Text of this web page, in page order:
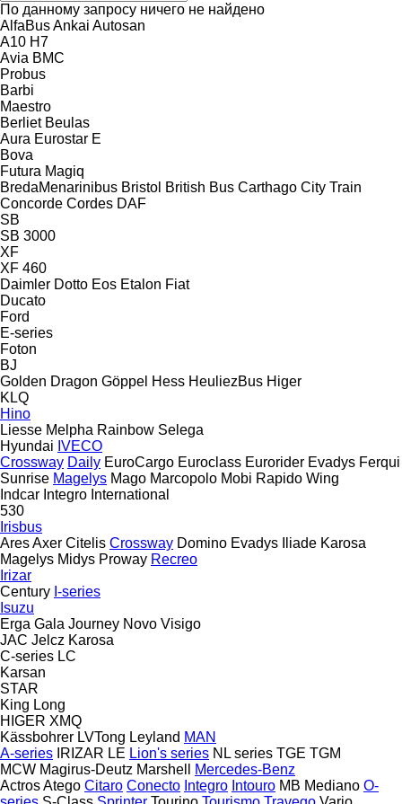
По данному запросу ничего не найдено
AlfaBusAnkai Autosan
A10 H7
Avia BMC
Probus
Barbi
Maestro
Berliet Beulas
Aura Eurostar E
Bova
Futura Magiq
BredaMenarinibus Bristol British Bus Carthago City Train
Concorde Cordes DAF
SB
SB 3000
XF
XF 460
Daimler Dotto Eos Etalon Fiat
Ducato
Ford
E-series
Foton
BJ
Golden Dragon Göppel Hess HeuliezBus Higer
KLQ
Hino
Liesse Melpha Rainbow Selega
Hyundai IVECO
Crossway Daily EuroCargo Euroclass Eurorider Evadys Ferqui
Sunrise Magelys Mago Marcopolo Mobi Rapido Wing
Indcar Integro International
530
Irisbus
AresAxer Citelis Crossway Domino Evadys Iliade Karosa
Magelys Midys Proway Recreo
Irizar
Century I-series
Isuzu
Erga Gala Journey Novo Visigo
JAC Jelcz Karosa
C-series LC
Karsan
STAR
King Long
HIGER XMQ
Kässbohrer LVTong Leyland MAN
A-series IRIZAR LE Lion's series NL series TGE TGM
MCW Magirus-Deutz Marshell
Mercedes-Benz
ActrosAtego Citaro Conecto Integro Intouro MB Mediano O-